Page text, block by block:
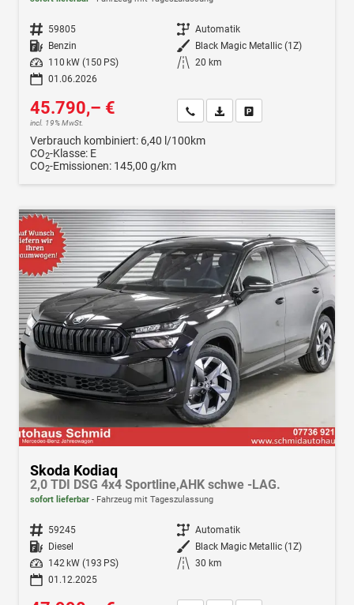
Fahrzeugnr. 59805 Getriebe Automatik
Kraftstoff Benzin Außenfarbe Black Magic Metallic (1Z)
Leistung
110 kW (150 PS) Kilometerstand 20 km
01.06.2026
45.790,– €
incl. 19% MwSt.
Wir rufen Sie anFahrzeugexposé (PDF)
Verbrauch kombiniert: 6,40 l/100km
CO2-Klasse: E
CO2-Emissionen: 145,00 g/km
Skoda Kodiaq
2,0 TDI DSG 4x4 Sportline,AHK schwe -LAG.
sofort lieferbar Fahrzeug mit Tageszulassung
Fahrzeugnr. 59245 Getriebe Automatik
Kraftstoff Diesel Außenfarbe Black Magic Metallic (1Z)
Leistung
142 kW (193 PS) Kilometerstand 30 km
01.12.2025